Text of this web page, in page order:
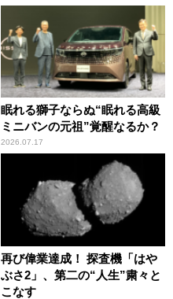
眠れる獅子ならぬ“眠れる高級
ミニバンの元祖”覚醒なるか？
2026.07.17
再び偉業達成！ 探査機「はや
ぶさ2」、第二の“人生”粛々と
こなす